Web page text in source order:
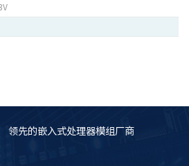
领先的嵌入式处理器模组厂商